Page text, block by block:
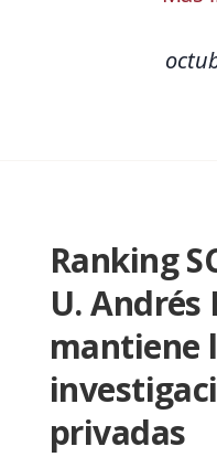
Ranking
U. Andrés
mantiene
privadas